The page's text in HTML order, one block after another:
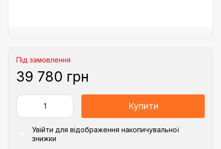
Під замовлення
39 780 грн
Купити
Увійти для відображення накопичувальної
знижки